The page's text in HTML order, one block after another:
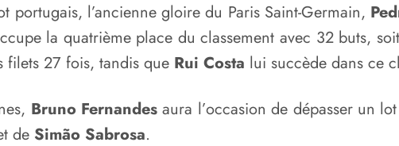
portugais, l’ancienne gloire du Paris Saint-Germain,
la quatrième place du classement avec 32 buts,
27 fois, tandis que Rui Costa lui succède dans ce
Bruno Fernandes aura l’occasion de dépasser un
de Simão Sabrosa.